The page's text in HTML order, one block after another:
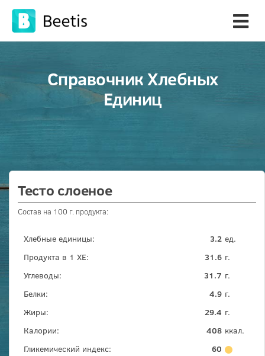
Справочник Хлебных
Единиц
Тесто слоеное
Состав на 100 г. продукта:
Хлебные единицы: ед.
3.2
Продукта в 1 ХЕ:
г.
31.6
Углеводы:
г.
31.7
Белки:
г.
4.9
Жиры:
г.
29.4
Калории:
ккал.
408
Гликемический индекс:
60